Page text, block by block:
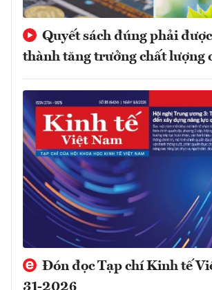
Quyết sách đúng phải
thành tăng trưởng chất lượng
Đón đọc Tạp chí Kinh tế
31-2026